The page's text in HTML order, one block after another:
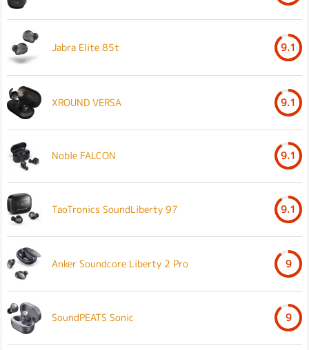
Jabra Elite 85t 9.1
XROUND VERSA 9.1
Noble FALCON 9.1
TaoTronics SoundLiberty 97 9.1
Anker Soundcore Liberty 2 Pro 9
SoundPEATS Sonic 9